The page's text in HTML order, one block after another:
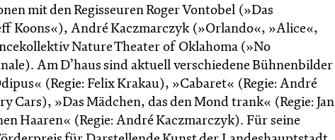
mit den Regisseuren Roger Vontobel (»Das
Koons«), André Kaczmarczyk (»Orlando«, »Alice«,
Nature Theater of Oklahoma (»No
Am D’haus sind aktuell verschiedene Bühnenbilder
(Regie: Felix Krakau), »Cabaret« (Regie: André
Cars), »Das Mädchen, das den Mond trank« (Regie: Jan
Haaren« (Regie: André Kaczmarczyk). Für seine